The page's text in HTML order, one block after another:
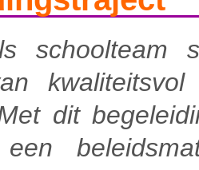
schoolteam
dit